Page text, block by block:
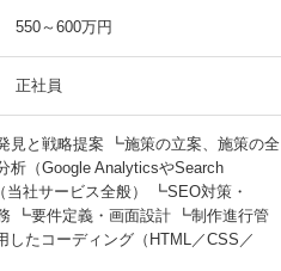
550～600万円
正社員
見と戦略提案 ┗施策の立案、施策の全
析（Google AnalyticsやSearch
社サービス全般） ┗SEO対策・
┗要件定義・画面設計 ┗制作進行管
たコーディング（HTML／CSS／